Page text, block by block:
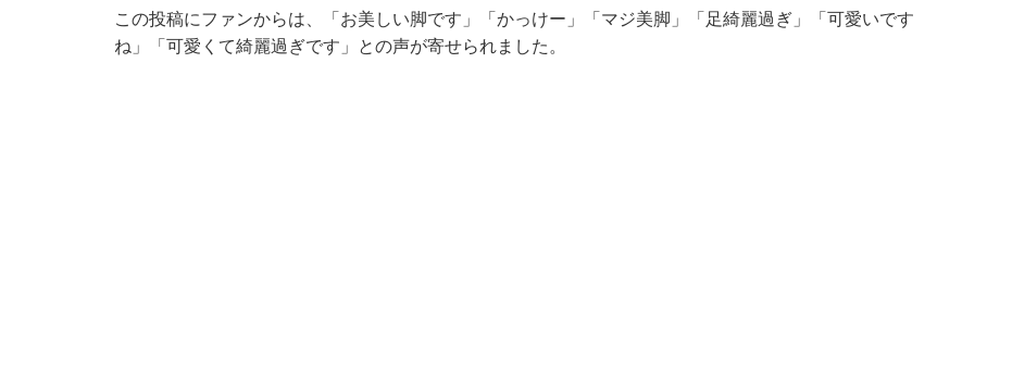
この投稿にファンからは、「お美しい脚です」「かっけー」「マジ美脚」「足綺麗過ぎ」「可愛いです
ね」「可愛くて綺麗過ぎです」との声が寄せられました。